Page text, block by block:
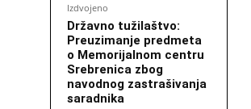
Izdvojeno
Državno tužilaštvo:
Preuzimanje predmeta
o Memorijalnom centru
Srebrenica zbog
navodnog zastrašivanja
saradnika